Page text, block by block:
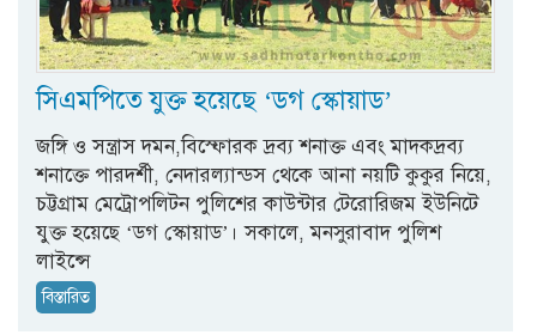
সিএমপিতে যুক্ত হয়েছে ‘ডগ স্কোয়াড’
জঙ্গি ও সন্ত্রাস দমন,বিস্ফোরক দ্রব্য শনাক্ত এবং মাদকদ্রব্য
শনাক্তে পারদর্শী, নেদারল্যান্ডস থেকে আনা নয়টি কুকুর নিয়ে,
চট্টগ্রাম মেট্রোপলিটন পুলিশের কাউন্টার টেরোরিজম ইউনিটে
যুক্ত হয়েছে ‘ডগ স্কোয়াড’। সকালে, মনসুরাবাদ পুলিশ
লাইন্সে
বিস্তারিত